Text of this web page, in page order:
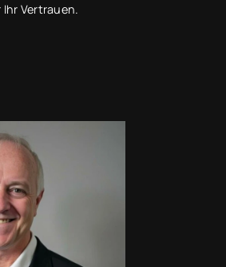
Ihr Vertrauen.